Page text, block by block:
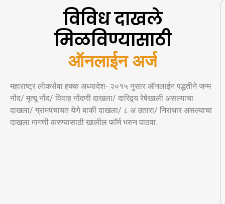
विविध दाखले
मिळविण्यासाठी
ऑनलईन अर
महाराष्ट्र लोकसेवा हक्क अध्यादेश- २०१५ नुसार ऑनलाईन पद्धतीने जन्म
नोंद/ मृत्यू नोंद/ विवाह नोंदणी दाखला/ दारिद्र्य रेषेखाली असल्याचा
दाखला/ ग्रामपंचायत येणे बाकी दाखला/ ८ अ उतारा/ निराधार असल्याचा
दाखला मागणी करण्यासाठी खालील फॉर्म भरुन पाठवा.